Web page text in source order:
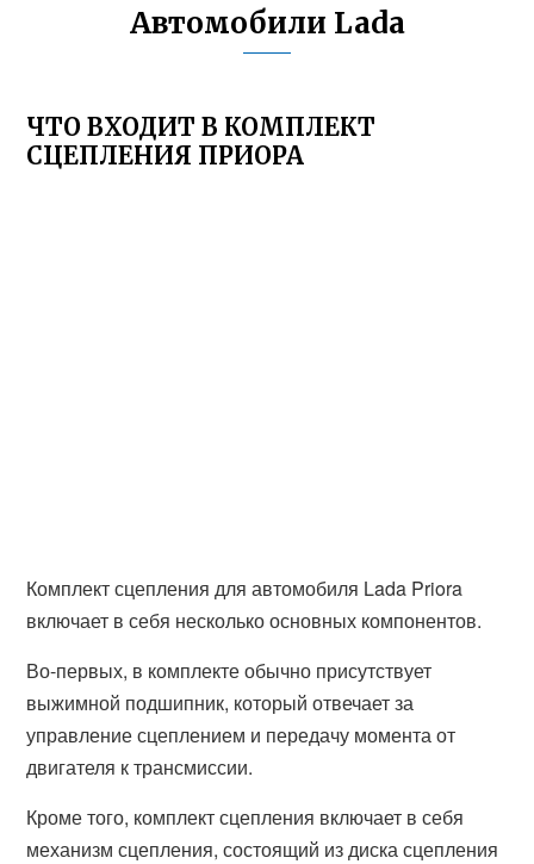
Автомобили Lada
ЧТО ВХОДИТ В КОМПЛЕКТ
СЦЕПЛЕНИЯ ПРИОРА
Комплект сцепления для автомобиля Lada Priora
включает в себя несколько основных компонентов.
Во-первых, в комплекте обычно присутствует
выжимной подшипник, который отвечает за
управление сцеплением и передачу момента от
двигателя к трансмиссии.
Кроме того, комплект сцепления включает в себя
механизм сцепления, состоящий из диска сцепления